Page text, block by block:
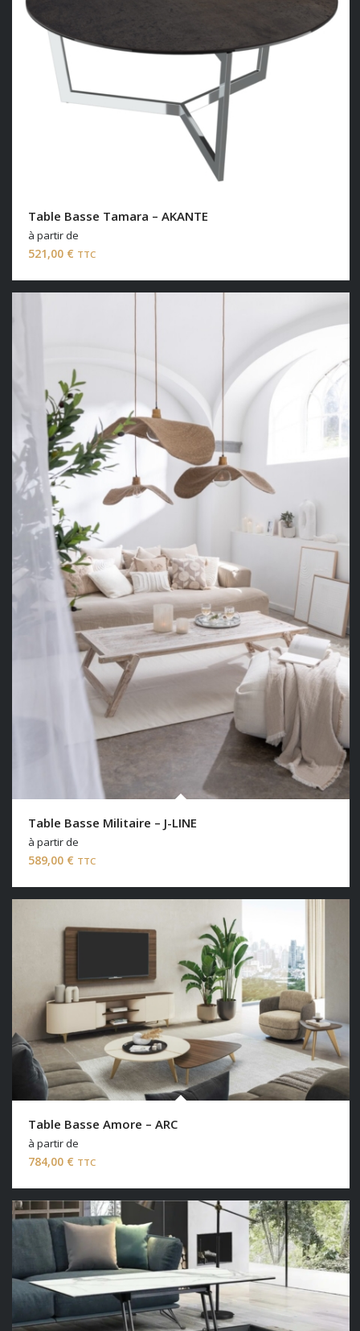
Table Basse Tamara – AKANTE
à partir de
521,00 € TTC
Table Basse Militaire – J-LINE
à partir de
589,00 € TTC
Table Basse Amore – ARC
à partir de
784,00 € TTC